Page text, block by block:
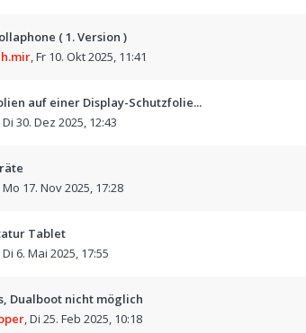
( 1. Version )
,Fr 10. Okt 2025, 11:41
auf einer Display-Schutzfolie...
Di 30. Dez 2025, 12:43
Mo 17. Nov 2025, 17:28
Tablet
Di 6. Mai 2025, 17:55
Dualboot nicht möglich
,Di 25. Feb 2025, 10:18